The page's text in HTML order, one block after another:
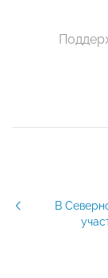
В